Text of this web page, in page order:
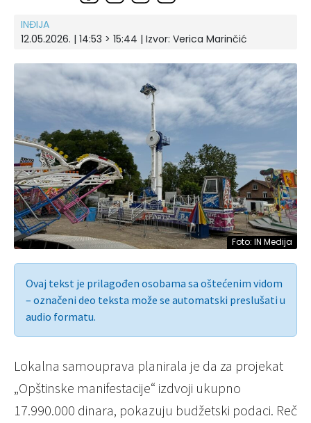
INĐIJA
12.05.2026. | 14:53 > 15:44 | Izvor: Verica Marinčić
Foto: IN Medija
Ovaj tekst je prilagođen osobama sa oštećenim vidom
– označeni deo teksta može se automatski preslušati u
audio formatu.
Lokalna samouprava planirala je da za projekat
„Opštinske manifestacije“ izdvoji ukupno
17.990.000 dinara, pokazuju budžetski podaci. Reč